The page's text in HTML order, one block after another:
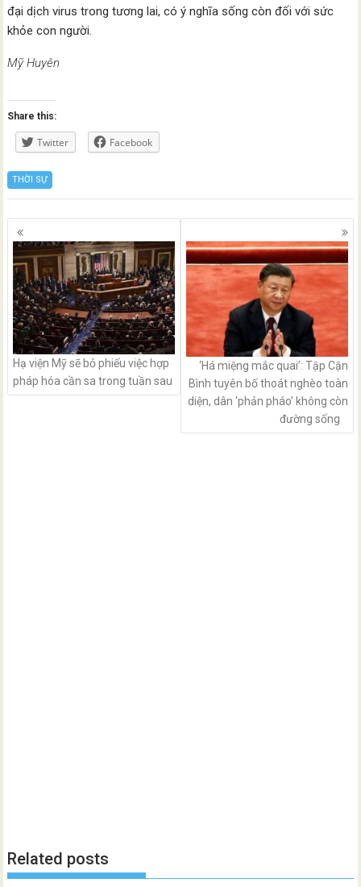
đại dịch virus trong tương lai, có ý nghĩa sống còn đối với sức
khỏe con người.
Mỹ Huyên
Share this:
Twitter Facebook
THỜI SỰ
Posts
navigation
Hạ viện Mỹ sẽ bỏ phiếu việc hợp
pháp hóa cần sa trong tuần sau
‘Há miệng mắc quai’: Tập Cận
Bình tuyên bố thoát nghèo toàn
diện, dân ‘phản pháo’ không còn
đường sống
Related posts